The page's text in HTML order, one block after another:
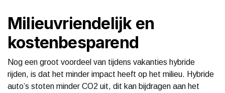
Milieuvriendelijk en
kostenbesparend
Nog een groot voordeel van tijdens vakanties hybride
rijden, is dat het minder impact heeft op het milieu. Hybride
auto’s stoten minder CO2 uit, dit kan bijdragen aan het